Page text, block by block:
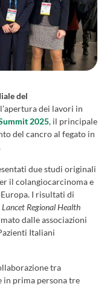
del
dei lavori in
2025, il principale
del cancro al fegato in
due studi originali
il colangiocarcinoma e
Europa. I risultati di
Lancet Regional Health
dalle associazioni
Italiani
tra
in prima persona tre